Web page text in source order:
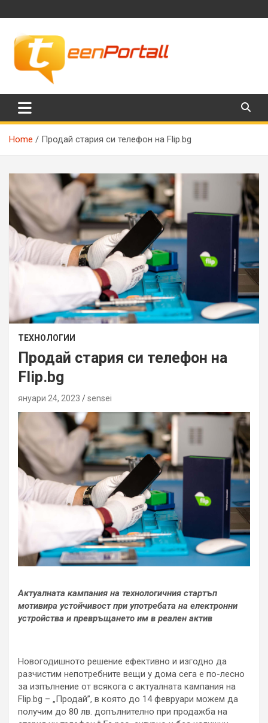
to
TeenPortall
Home Продай стария си телефон на Flip.bg
ТЕХНОЛОГИИ
Продай стария си телефон на
Flip.bg
януари 24, 2023 sensei
Актуалната кампания на технологичния стартъп
мотивира устойчивост при употребата на електронни
устройства и превръщането им в реален актив
Новогодишното решение ефективно и изгодно да
разчистим непотребните вещи у дома сега е по-лесно
за изпълнение от всякога с актуалната кампания на
Flip.bg – „Продай”, в която до 14 февруари можем да
получим до 80 лв. допълнително при продажба на